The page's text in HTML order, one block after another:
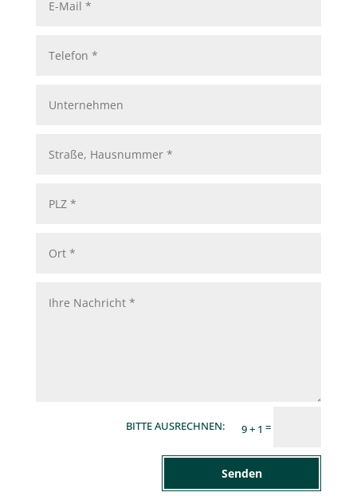
9 + 1 =
Senden